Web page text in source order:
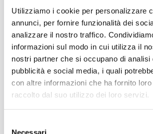
Utilizziamo i cookie per personalizzare
annunci, per fornire funzionalità dei
analizzare il nostro traffico.
informazioni sul modo in cui utilizza il
nostri partner che si occupano di analisi
pubblicità e social media, i quali
con altre informazioni che ha fornito
raccolto dal suo utilizzo dei loro servizi.
Necessari
serve per fare sub? Per poter
sport subacquei in modo sicuro è
utilizzare un equipaggiamento in
Vediamo nello specifico quali
strumenti per un attrezzatura sub
[…]